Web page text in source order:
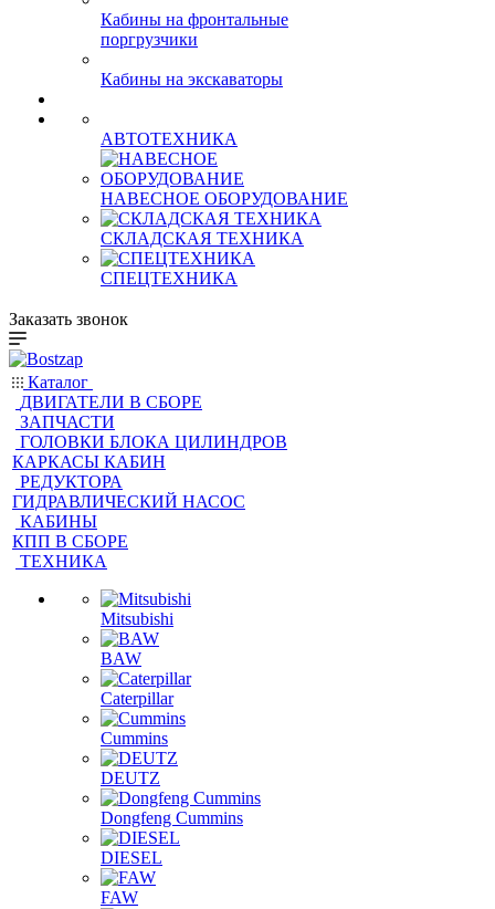
Кабины на катки
Кабины на краны
(автокран,башенные,гусеничные)
Кабины на минипоргрузчики
Кабины на фронтальные
поргрузчики
Кабины на экскаваторы
СПЕЦТЕХНИКА
Заказать звонок
Каталог
ДВИГАТЕЛИ В СБОРЕ
ЗАПЧАСТИ
ГОЛОВКИ БЛОКА ЦИЛИНДРОВ
КАРКАСЫ КАБИН
РЕДУКТОРА
ГИДРАВЛИЧЕСКИЙ НАСОС
КАБИНЫ
КПП В СБОРЕ
ТЕХНИКА
Mitsubishi
BAW
Caterpillar
Cummins